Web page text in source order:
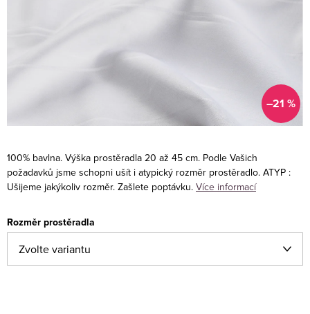
–21 %
100% bavlna. Výška prostěradla 20 až 45 cm. Podle Vašich
požadavků jsme schopni ušít i atypický rozměr prostěradlo. ATYP :
Ušijeme jakýkoliv rozměr. Zašlete poptávku. Více informací
Rozměr prostěradla